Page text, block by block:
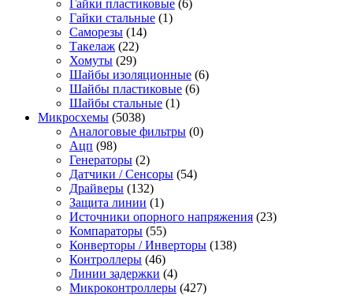
Гайки пластиковые (6)
Гайки стальные (1)
Саморезы (14)
Такелаж (22)
Хомуты (29)
Шайбы изоляционные (6)
Шайбы пластиковые (6)
Шайбы стальные (1)
Микросхемы (5038)
Аналоговые фильтры (0)
Ацп (98)
Генераторы (2)
Датчики / Сенсоры (54)
Драйверы (132)
Защита линии (1)
Источники опорного напряжения (23)
Компараторы (55)
Конверторы / Инверторы (138)
Контроллеры (46)
Линии задержки (4)
Микроконтроллеры (427)